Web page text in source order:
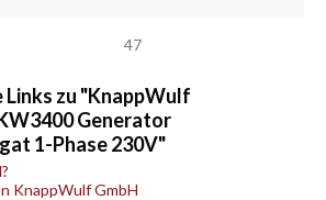
47
zu "KnappWulf
Generator
1-Phase 230V"
KnappWulf GmbH